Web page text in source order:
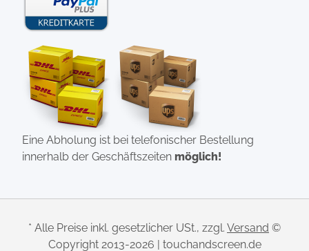
Eine Abholung ist bei telefonischer Bestellung
innerhalb der Geschäftszeiten möglich!
* Alle Preise inkl. gesetzlicher USt., zzgl. Versand ©
Copyright 2013-2026 | touchandscreen.de